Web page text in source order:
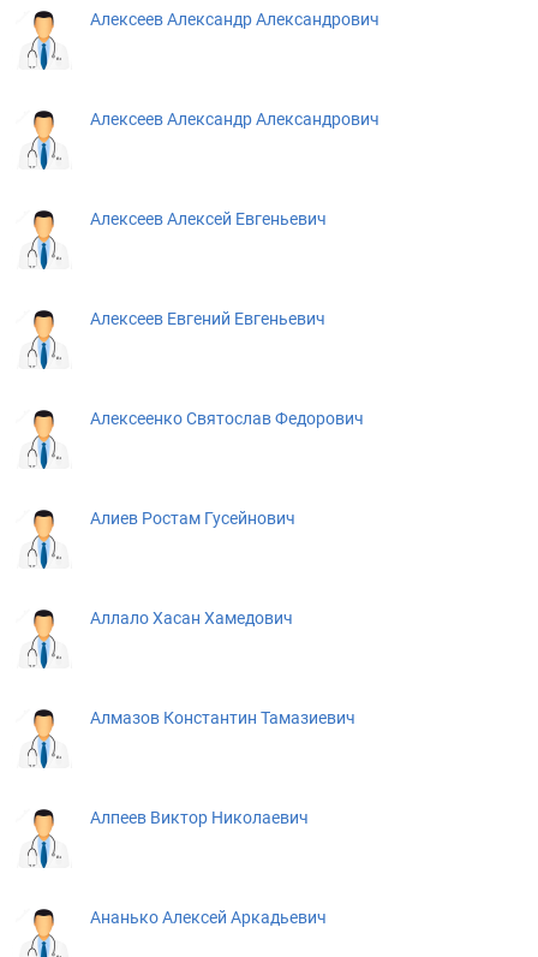
Алексеев Александр Александрович
Алексеев Александр Александрович
Алексеев Алексей Евгеньевич
Алексеев Евгений Евгеньевич
Алексеенко Святослав Федорович
Алиев Ростам Гусейнович
Аллало Хасан Хамедович
Алмазов Константин Тамазиевич
Алпеев Виктор Николаевич
Ананько Алексей Аркадьевич